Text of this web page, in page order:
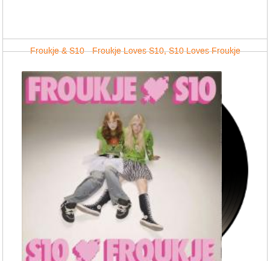
Froukje & S10 - Froukje Loves S10, S10 Loves Froukje